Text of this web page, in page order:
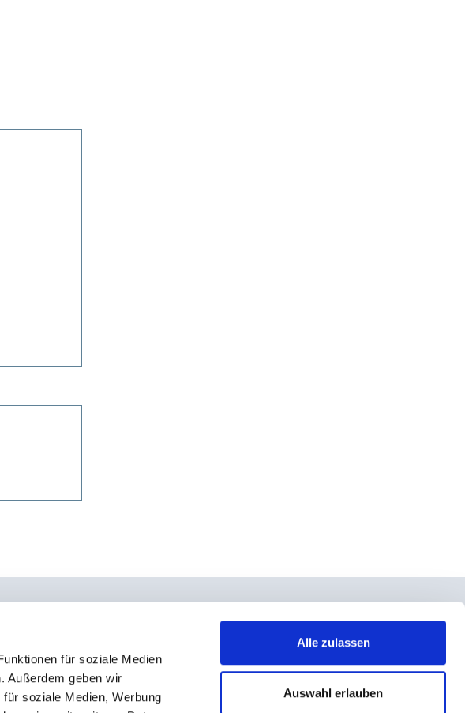
für soziale Medien
Außerdem geben wir
soziale Medien, Werbung
Alle zulassen
Auswahl erlauben
Kontakt
Storno- und Teilnahmebedingungen